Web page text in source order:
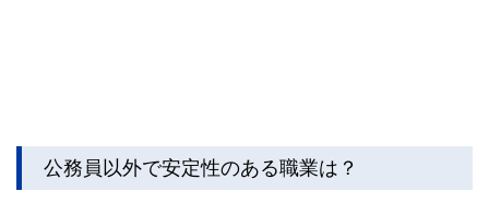
公務員以外で安定性のある職業は？